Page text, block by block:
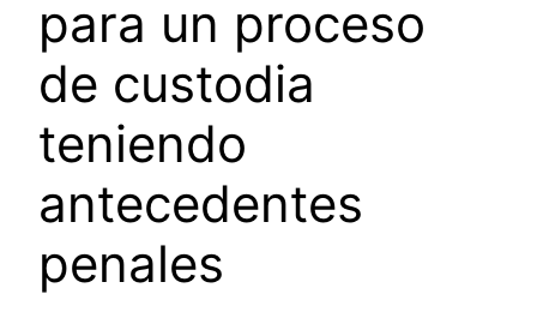
para un proceso
de custodia
teniendo
antecedentes
penales